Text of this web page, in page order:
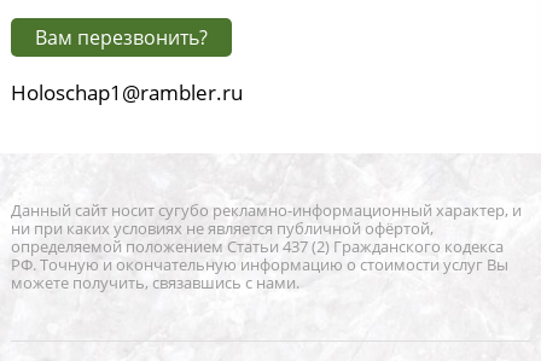
Вам перезвонить?
Holoschap1@rambler.ru
Данный сайт носит сугубо рекламно-информационный характер, и
ни при каких условиях не является публичной офёртой,
определяемой положением Статьи 437 (2) Гражданского кодекса
РФ. Точную и окончательную информацию о стоимости услуг Вы
можете получить, связавшись с нами.